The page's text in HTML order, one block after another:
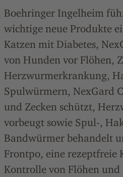
Boehringer Ingelheim
wichtige neue Produkte
Katzen mit Diabetes,
von Hunden vor Flöhen,
Herzwurmerkrankung,
Spulwürmern, NexGard
und Zecken schützt,
vorbeugt sowie Spul-,
Bandwürmer behandelt
Frontpo, eine rezeptfreie
Kontrolle von Flöhen